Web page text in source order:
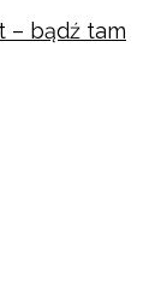
– bądź tam